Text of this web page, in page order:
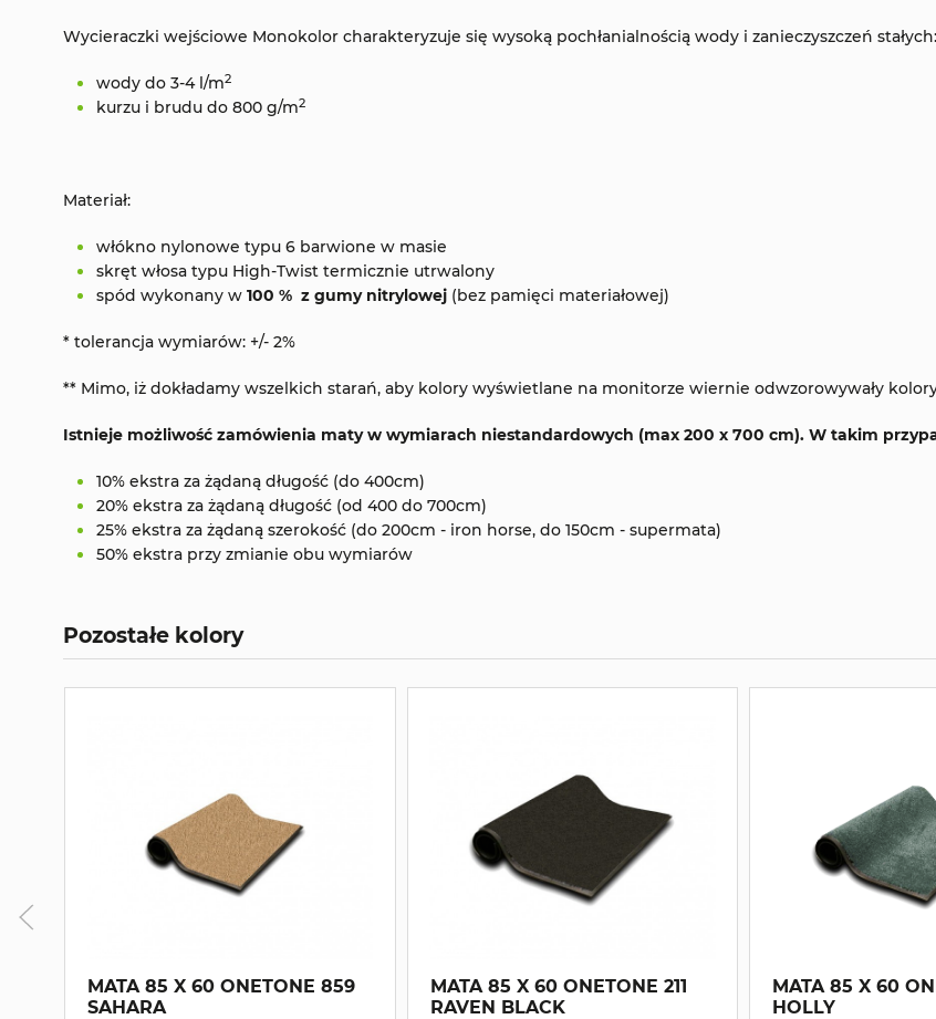
Wycieraczki wejściowe Monokolor charakteryzuje się wysoką pochłanialnością wody i zanieczyszczeń stałych:
wody do 3-4 l/m2
kurzu i brudu do 800 g/m2
Materiał:
włókno nylonowe typu 6 barwione w masie
skręt włosa typu High-Twist termicznie utrwalony
spód wykonany w 100 % z gumy nitrylowej (bez pamięci materiałowej)
* tolerancja wymiarów: +/- 2%
** Mimo, iż dokładamy wszelkich starań, aby kolory wyświetlane na monitorze wiernie odwzorowywały
Istnieje możliwość zamówienia maty w wymiarach niestandardowych (max 200 x 700 cm). W takim
10% ekstra za żądaną długość (do 400cm)
20% ekstra za żądaną długość (od 400 do 700cm)
25% ekstra za żądaną szerokość (do 200cm - iron horse, do 150cm - supermata)
50% ekstra przy zmianie obu wymiarów
Pozostałe kolory
MATA 85 X 60 ONETONE 859
SAHARA
MATA 85 X 60 ONETONE 211
RAVEN BLACK
MATA 85 X 60
HOLLY